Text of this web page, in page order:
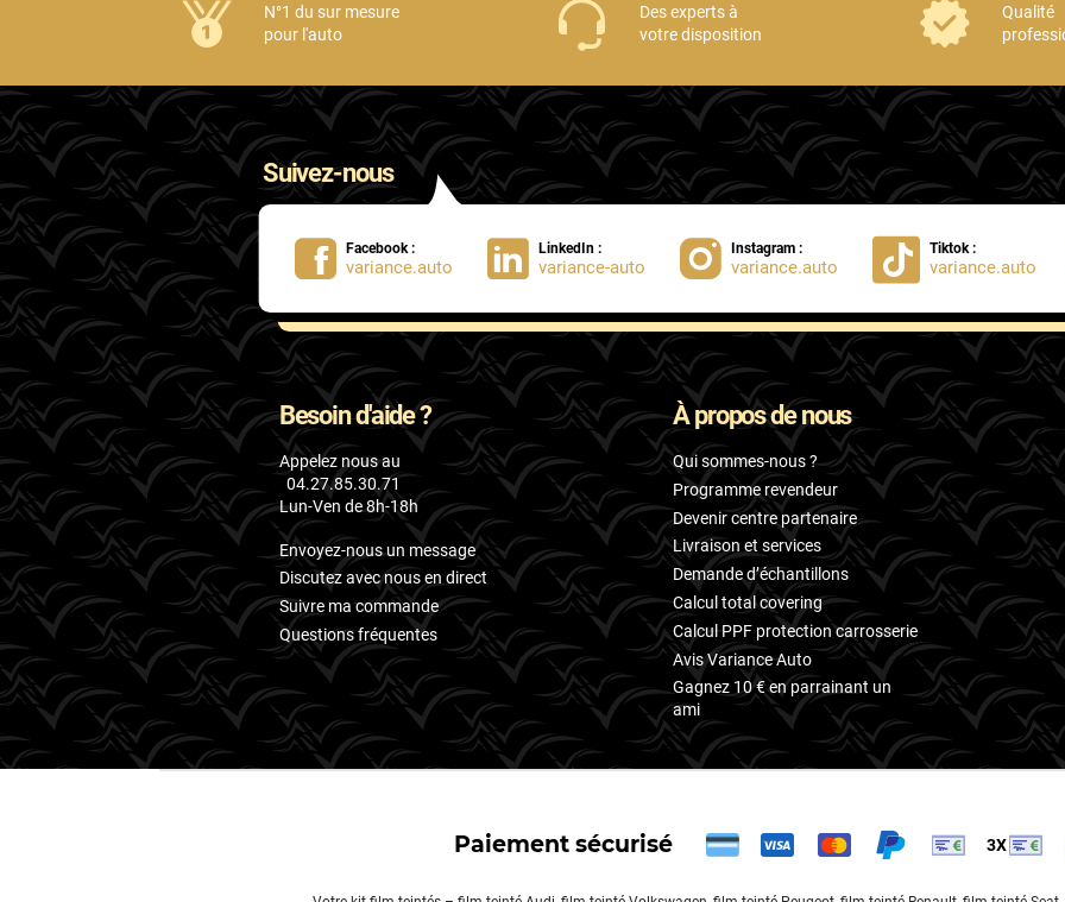
N°1 du sur mesure
pour l'auto
Des experts à
votre disposition
Qualité
Suivez-nous
Facebook :
variance.auto
LinkedIn :
variance-auto
Instagram :
variance.auto
Tiktok :
variance.auto
Besoin d'aide ?
Appelez nous au
04.27.85.30.71
Lun-Ven de 8h-18h
Envoyez-nous un message
Discutez avec nous en direct
Suivre ma commande
Questions fréquentes
À propos de nous
Qui sommes-nous ?
Programme revendeur
Devenir centre partenaire
Livraison et services
Demande d’échantillons
Calcul total covering
Calcul PPF protection carrosserie
Avis Variance Auto
Gagnez 10 € en parrainant un
ami
Paiement sécurisé 3X